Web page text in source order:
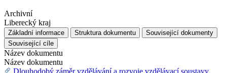
Archivní
Liberecký kraj
Základní informace Struktura dokumentu
Související dokumenty
Související cíle
Název dokumentu
Název dokumentu
Dlouhodobý záměr vzdělávání a rozvoje vzdělávací soustavy